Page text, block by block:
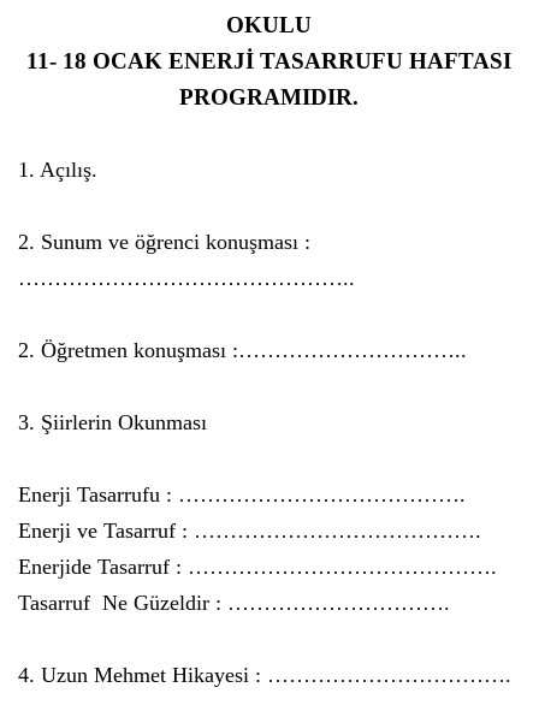
OKULU
11- 18 OCAK ENERJİ TASARRUFU HAFTASI
PROGRAMIDIR.
1. Açılış.
2. Sunum ve öğrenci konuşması :
………………………………………..
2. Öğretmen konuşması :…………………………..
3. Şiirlerin Okunması
Enerji Tasarrufu : ………………………………….
Enerji ve Tasarruf : ………………………………….
Enerjide Tasarruf : …………………………………….
Tasarruf Ne Güzeldir : ………………………….
4. Uzun Mehmet Hikayesi : …………………………….